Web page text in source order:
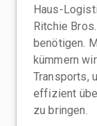
Haus-
Ritchie
benötigen.
kümmern
Transports,
effizient
zu bringen.